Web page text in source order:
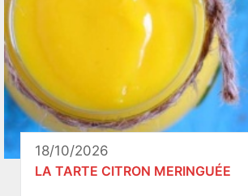
18/10/2026
LA TARTE CITRON MERINGUÉE